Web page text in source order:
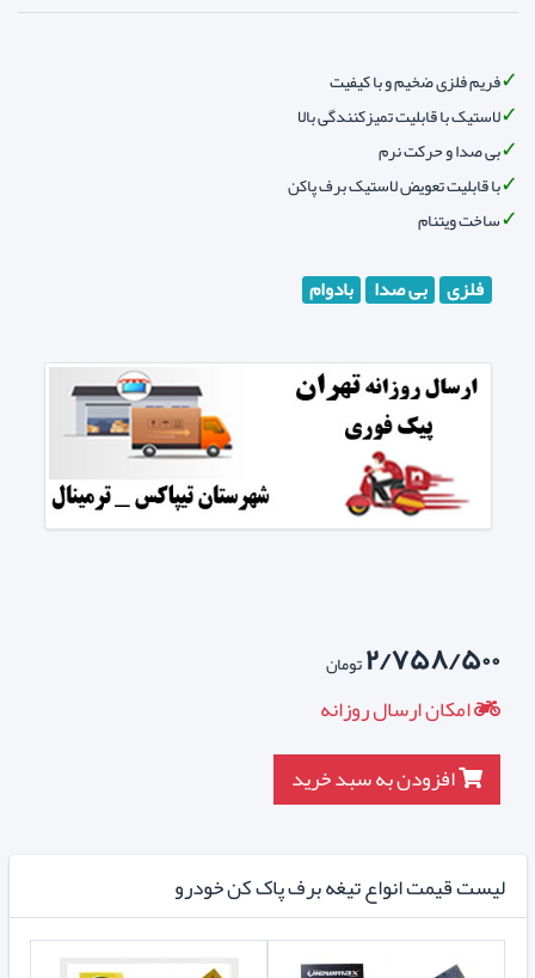
فریم فلزی ضخیم و با کیفیت
لاستیک با قابلیت تمیزکنندگی بالا
بی صدا و حرکت نرم
با قابلیت تعویض لاستیک برف پاکن
ساخت ویتنام
فلزی بی صدا بادوام
۲/۷۵۸/۵۰۰تومان
امکان ارسال روزانه
افزودن به سبد خرید
لیست قیمت انواع تیغه برف پاک کن خودرو